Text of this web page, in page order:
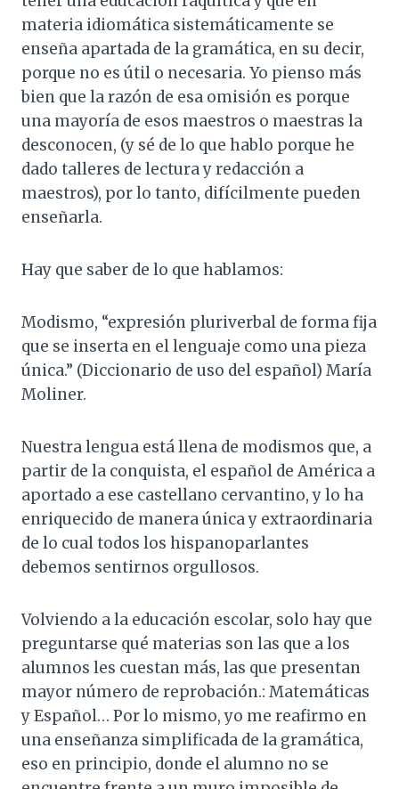
materia idiomática sistemáticamente se
enseña apartada de la gramática, en su decir,
porque no es útil o necesaria. Yo pienso más
bien que la razón de esa omisión es porque
una mayoría de esos maestros o maestras la
desconocen, (y sé de lo que hablo porque he
dado talleres de lectura y redacción a
maestros), por lo tanto, difícilmente pueden
enseñarla.
Hay que saber de lo que hablamos:
Modismo, “expresión pluriverbal de forma fija
que se inserta en el lenguaje como una pieza
única.” (Diccionario de uso del español) María
Moliner.
Nuestra lengua está llena de modismos que, a
partir de la conquista, el español de América a
aportado a ese castellano cervantino, y lo ha
enriquecido de manera única y extraordinaria
de lo cual todos los hispanoparlantes
debemos sentirnos orgullosos.
Volviendo a la educación escolar, solo hay que
preguntarse qué materias son las que a los
alumnos les cuestan más, las que presentan
mayor número de reprobación.: Matemáticas
y Español… Por lo mismo, yo me reafirmo en
una enseñanza simplificada de la gramática,
eso en principio, donde el alumno no se